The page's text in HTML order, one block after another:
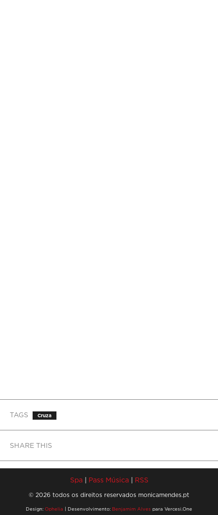
TAGS Cruza
SHARE THIS
Spa | Pass Música | RSS
© 2026 todos os direitos reservados monicamendes.pt
Design: Ophelia | Desenvolvimento: Benjamim Alves para Vercesi.One